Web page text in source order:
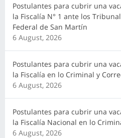
Postulantes para cubrir una
la Fiscalía N° 1 ante los
Federal de San Martín
6 August, 2026
Postulantes para cubrir una
la Fiscalía en lo Criminal y
6 August, 2026
Postulantes para cubrir una
la Fiscalía Nacional en lo
6 August, 2026